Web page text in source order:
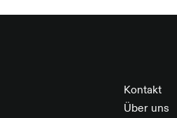
Kontakt
Über uns